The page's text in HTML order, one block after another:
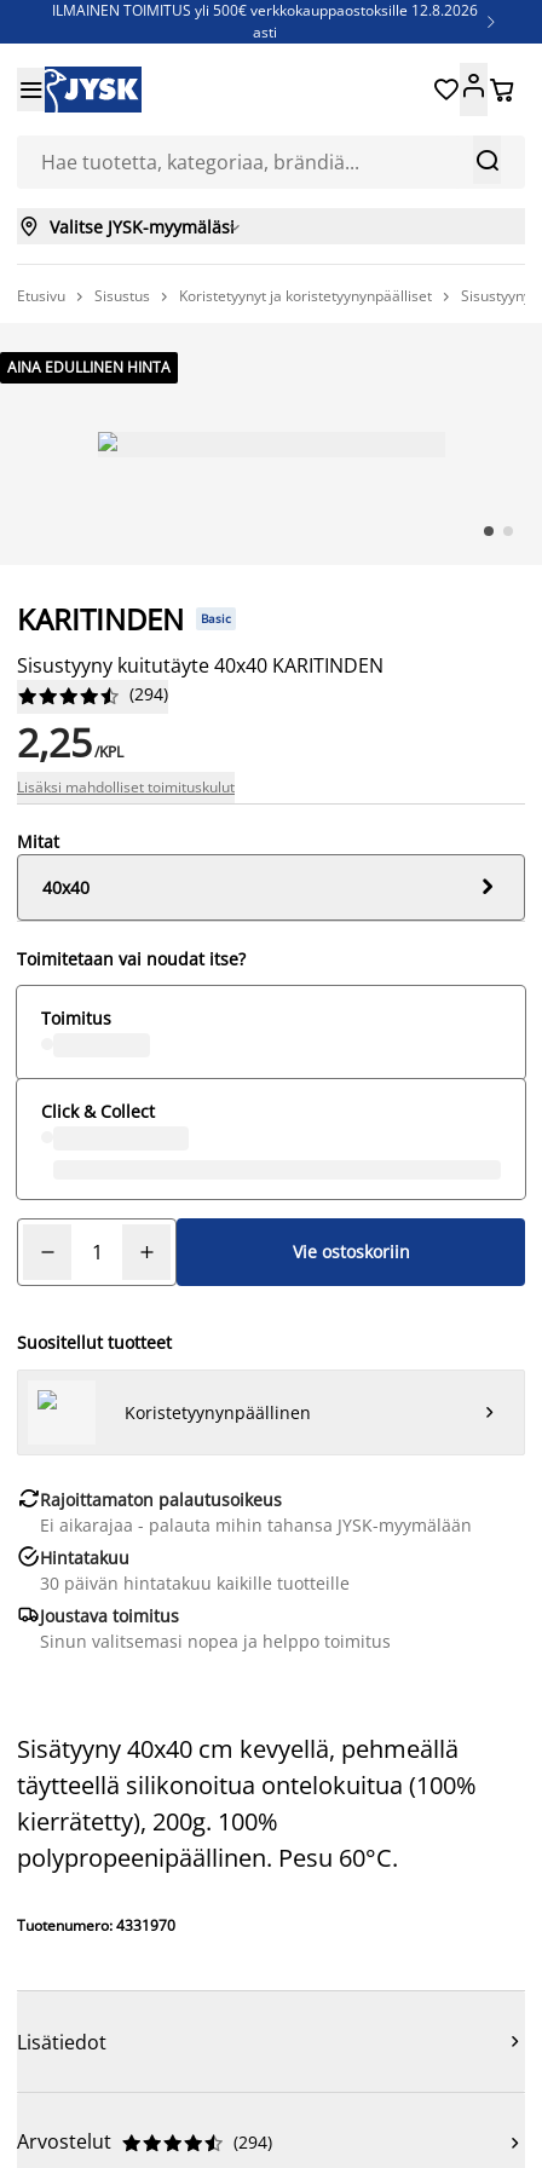
ILMAINEN TOIMITUS yli 500€ verkkokauppaostoksille 12.8.2026
asti

Jenkkisänkyjä - Säästä jopa 60%


 
 Valitse JYSK-myymäläsi
Etusivu  Sisustus  Koristetyynyt ja koristetyynynpäälliset  Sisustyynyt
AINA EDULLINEN HINTA
KARITINDEN Basic
Sisustyyny kuitutäyte 40x40 KARITINDEN





 (294)
2,25/KPL
Lisäksi mahdolliset toimituskulut
Mitat
40x40

Toimitetaan vai noudat itse?
Toimitus
Click & Collect
Vie ostoskoriin
Suositellut tuotteet
Koristetyynynpäällinen 
Rajoittamaton palautusoikeus
Ei aikarajaa - palauta mihin tahansa JYSK-myymälään
Hintatakuu
30 päivän hintatakuu kaikille tuotteille
Joustava toimitus
Sinun valitsemasi nopea ja helppo toimitus
Sisätyyny 40x40 cm kevyellä, pehmeällä
täytteellä silikonoitua ontelokuitua (100%
kierrätetty), 200g. 100%
polypropeenipäällinen. Pesu 60°C.
Tuotenumero: 4331970
Lisätiedot 
Arvostelut 




 (294) 